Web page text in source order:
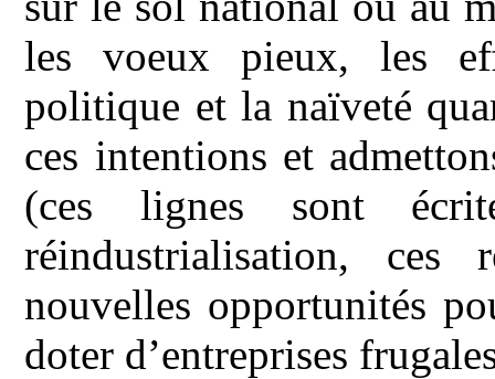
les voeux pieux, les
politique et la naïveté
ces intentions et
(ces lignes sont
réindustrialisation, ces
nouvelles opportunités
doter d’entreprises